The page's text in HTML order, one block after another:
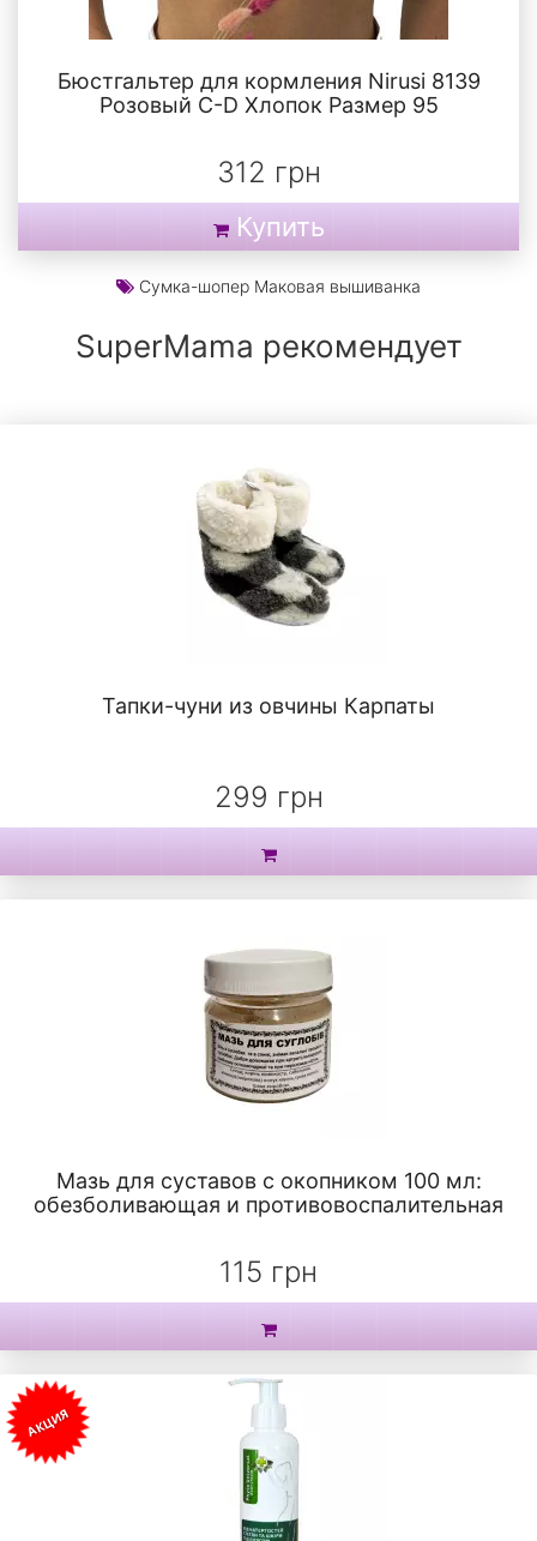
Бюстгальтер для кормления Nirusi 8139
Розовый C-D Хлопок Размер 95
312 грн
Купить
Сумка-шопер Маковая вышиванка
SuperMama рекомендует
Тапки-чуни из овчины Карпаты
299 грн
Мазь для суставов с окопником 100 мл:
обезболивающая и противовоспалительная
115 грн
АКЦИЯ